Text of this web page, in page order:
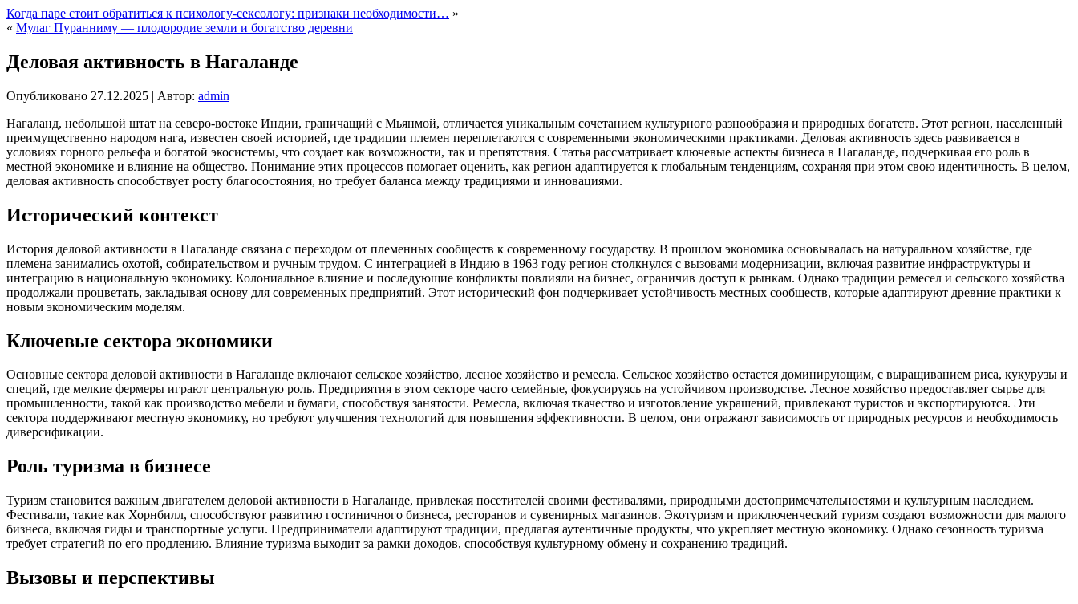
Когда паре стоит обратиться к психологу-сексологу: признаки необходимости… »
« Мулаг Пуранниму — плодородие земли и богатство деревни
Деловая активность в Нагаланде
Опубликовано 27.12.2025 | Автор: admin
Нагаланд, небольшой штат на северо-востоке Индии, граничащий с Мьянмой, отличается уникальным сочетанием культурного разнообразия и природных богатств. Этот регион, населенный
преимущественно народом нага, известен своей историей, где традиции племен переплетаются с современными экономическими практиками. Деловая активность здесь развивается в
условиях горного рельефа и богатой экосистемы, что создает как возможности, так и препятствия. Статья рассматривает ключевые аспекты бизнеса в Нагаланде, подчеркивая его роль в
местной экономике и влияние на общество. Понимание этих процессов помогает оценить, как регион адаптируется к глобальным тенденциям, сохраняя при этом свою идентичность. В целом,
деловая активность способствует росту благосостояния, но требует баланса между традициями и инновациями.
Исторический контекст
История деловой активности в Нагаланде связана с переходом от племенных сообществ к современному государству. В прошлом экономика основывалась на натуральном хозяйстве, где
племена занимались охотой, собирательством и ручным трудом. С интеграцией в Индию в 1963 году регион столкнулся с вызовами модернизации, включая развитие инфраструктуры и
интеграцию в национальную экономику. Колониальное влияние и последующие конфликты повлияли на бизнес, ограничив доступ к рынкам. Однако традиции ремесел и сельского хозяйства
продолжали процветать, закладывая основу для современных предприятий. Этот исторический фон подчеркивает устойчивость местных сообществ, которые адаптируют древние практики к
новым экономическим моделям.
Ключевые сектора экономики
Основные сектора деловой активности в Нагаланде включают сельское хозяйство, лесное хозяйство и ремесла. Сельское хозяйство остается доминирующим, с выращиванием риса, кукурузы и
специй, где мелкие фермеры играют центральную роль. Предприятия в этом секторе часто семейные, фокусируясь на устойчивом производстве. Лесное хозяйство предоставляет сырье для
промышленности, такой как производство мебели и бумаги, способствуя занятости. Ремесла, включая ткачество и изготовление украшений, привлекают туристов и экспортируются. Эти
сектора поддерживают местную экономику, но требуют улучшения технологий для повышения эффективности. В целом, они отражают зависимость от природных ресурсов и необходимость
диверсификации.
Роль туризма в бизнесе
Туризм становится важным двигателем деловой активности в Нагаланде, привлекая посетителей своими фестивалями, природными достопримечательностями и культурным наследием.
Фестивали, такие как Хорнбилл, способствуют развитию гостиничного бизнеса, ресторанов и сувенирных магазинов. Экотуризм и приключенческий туризм создают возможности для малого
бизнеса, включая гиды и транспортные услуги. Предприниматели адаптируют традиции, предлагая аутентичные продукты, что укрепляет местную экономику. Однако сезонность туризма
требует стратегий по его продлению. Влияние туризма выходит за рамки доходов, способствуя культурному обмену и сохранению традиций.
Вызовы и перспективы